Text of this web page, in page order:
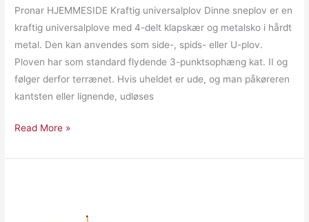
Pronar HJEMMESIDE Kraftig universalplov Dinne sneplov er en
kraftig universalplove med 4-delt klapskær og metalsko i hårdt
metal. Den kan anvendes som side-, spids- eller U-plov.
Ploven har som standard flydende 3-punktsophæng kat. II og
følger derfor terrænet. Hvis uheldet er ude, og man påkøreren
kantsten eller lignende, udløses
Read More »